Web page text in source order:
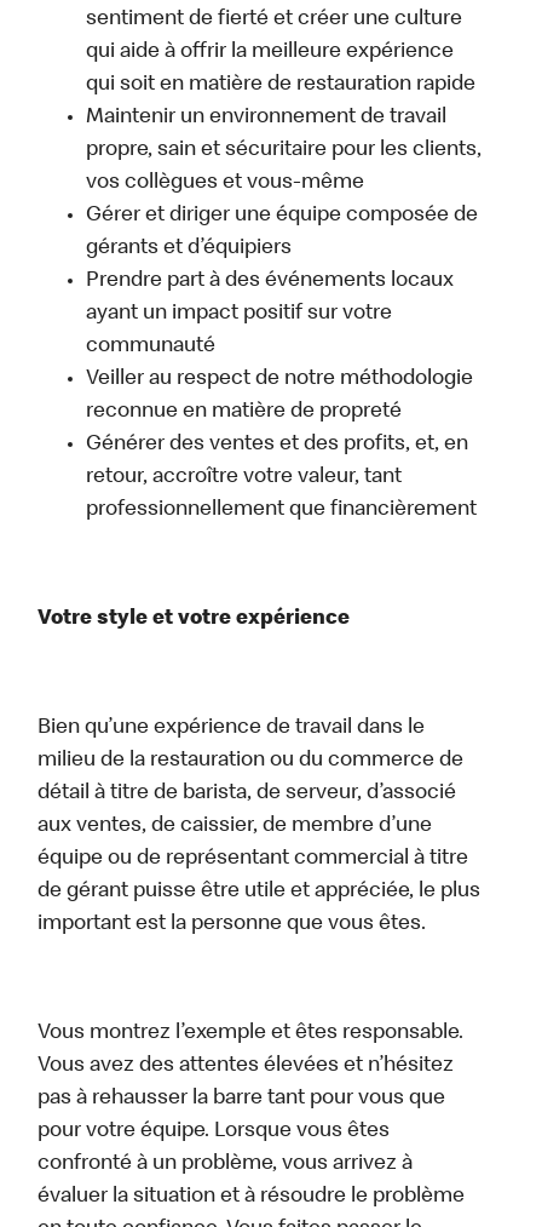
sentiment de fierté et créer une culture
qui aide à offrir la meilleure expérience
qui soit en matière de restauration rapide
Maintenir un environnement de travail
propre, sain et sécuritaire pour les clients,
vos collègues et vous-même
Gérer et diriger une équipe composée de
gérants et d’équipiers
Prendre part à des événements locaux
ayant un impact positif sur votre
communauté
Veiller au respect de notre méthodologie
reconnue en matière de propreté
Générer des ventes et des profits, et, en
retour, accroître votre valeur, tant
professionnellement que financièrement
Votre style et votre expérience
Bien qu’une expérience de travail dans le
milieu de la restauration ou du commerce de
détail à titre de barista, de serveur, d’associé
aux ventes, de caissier, de membre d’une
équipe ou de représentant commercial à titre
de gérant puisse être utile et appréciée, le plus
important est la personne que vous êtes.
Vous montrez l’exemple et êtes responsable.
Vous avez des attentes élevées et n’hésitez
pas à rehausser la barre tant pour vous que
pour votre équipe. Lorsque vous êtes
confronté à un problème, vous arrivez à
évaluer la situation et à résoudre le problème